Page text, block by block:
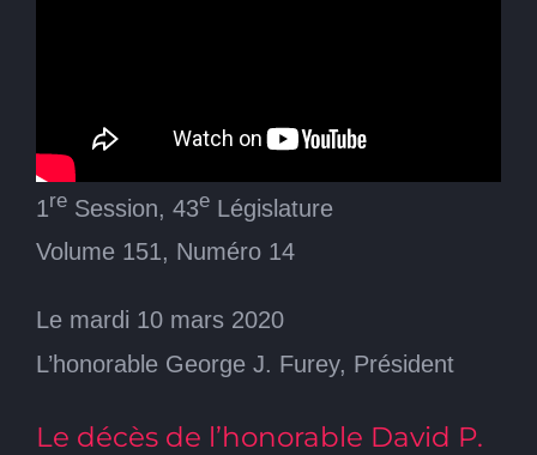
1reSession, 43eLégislature
Volume 151, Numéro 14
Le mardi 10 mars 2020
L’honorable George J. Furey, Président
Le décès de l’honorable David P.